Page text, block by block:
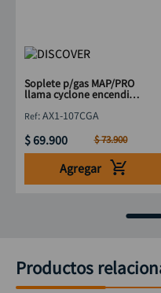
Soplete p/gas MAP/PRO
llama cyclone encendido
:AX1-107CGA
$69.900 $73.900
Agregar
Productos